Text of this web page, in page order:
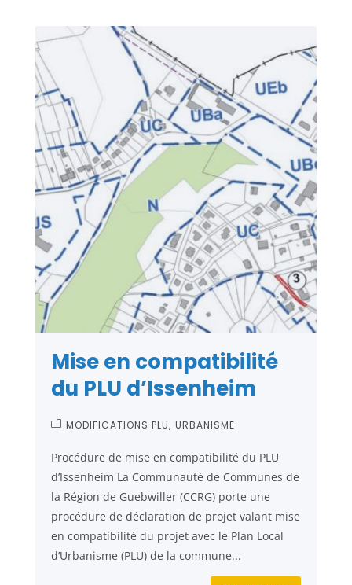
Mise en compatibilité
du PLU d’Issenheim
MODIFICATIONS PLU URBANISME
Procédure de mise en compatibilité du PLU
d’Issenheim La Communauté de Communes de
la Région de Guebwiller (CCRG) porte une
procédure de déclaration de projet valant mise
en compatibilité du projet avec le Plan Local
d’Urbanisme (PLU) de la commune...